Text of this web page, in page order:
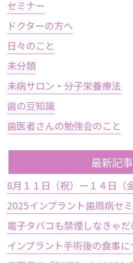
セミナー
ドクターの方へ
日々のこと
未分類
未病サロン・分子栄養療法
歯の豆知識
歯医者さんの勉強会のこと
最新記事